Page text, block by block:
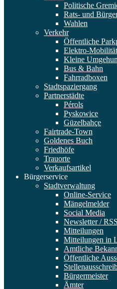
Politische
Rats- und
Wahlen
Verkehr
Öffentliche
Elektro-Mobilität
Kleine
Bus & Bahn
Fahrradboxen
Stadtspaziergang
Partnerstädte
Pérols
Pyskowice
Güzelbahçe
Fairtrade-Town
Goldenes Buch
Friedhöfe
Trauorte
Verkaufsartikel
Bürgerservice
Stadtverwaltung
Online-Service
Mängelmelder
Social Media
Newsletter / RSS
Mitteilungen
Mitteilungen in
Amtliche
Öffentliche
Bürgermeister
Ämter